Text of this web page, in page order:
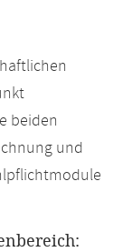
beiden
und